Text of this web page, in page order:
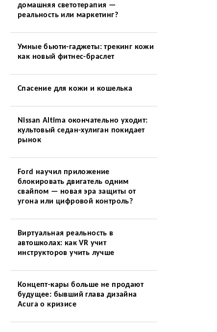
домашняя светотерапия —
реальность или маркетинг?
Умные бьюти-гаджеты: трекинг кожи
как новый фитнес-браслет
Спасение для кожи и кошелька
Nissan Altima окончательно уходит:
культовый седан-хулиган покидает
рынок
Ford научил приложение
блокировать двигатель одним
свайпом — новая эра защиты от
угона или цифровой контроль?
Виртуальная реальность в
автошколах: как VR учит
инструкторов учить лучше
Концепт-кары больше не продают
будущее: бывший глава дизайна
Acura о кризисе